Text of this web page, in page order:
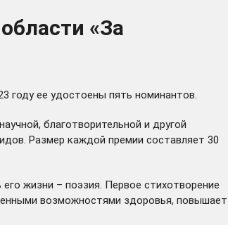
«За
году ее удостоены пять номинантов.
благотворительной и другой
Размер каждой премии составляет 30
жизни – поэзия. Первое стихотворение
возможностями здоровья, повышает